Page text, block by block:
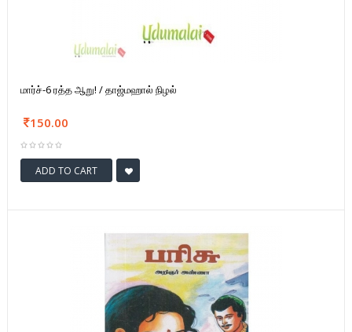
மார்ச்-6 ரத்த ஆறு! / தாஜ்மஹால் நிழல்
150.00
ADD TO CART